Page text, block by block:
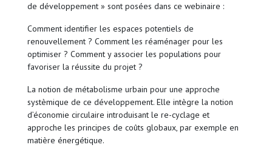
de développement » sont posées dans ce webinaire :
Comment identifier les espaces potentiels de
renouvellement ? Comment les réaménager pour les
optimiser ? Comment y associer les populations pour
favoriser la réussite du projet ?
La notion de métabolisme urbain pour une approche
systèmique de ce développement. Elle intègre la notion
d’économie circulaire introduisant le re-cyclage et
approche les principes de coûts globaux, par exemple en
matière énergétique.